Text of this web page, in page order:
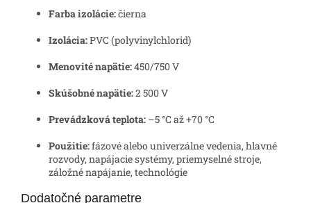
Farba izolácie:čierna
Izolácia:PVC (polyvinylchlorid)
Menovité napätie:450/750 V
Skúšobné napätie:2 500 V
Prevádzková teplota: –5 °C až +70 °C
Použitie:fázové alebo univerzálne vedenia, hlavné
rozvody, napájacie systémy, priemyselné stroje,
záložné napájanie, technológie
Dodatočné parametre